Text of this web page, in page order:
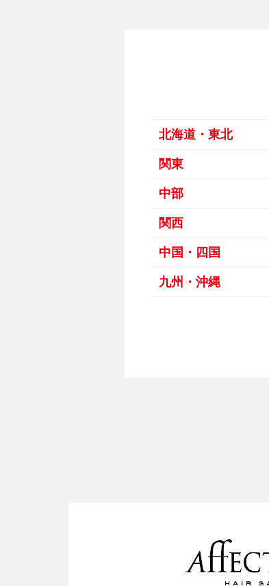
北海道・東北
関東
中部
関西
中国・四国
九州・沖縄